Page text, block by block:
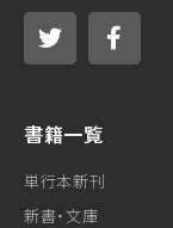
書籍一覧
単行本新刊
新書・文庫